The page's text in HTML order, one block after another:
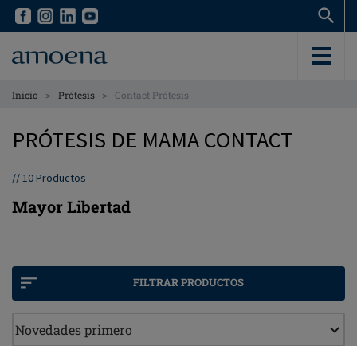
Skip
content
Skip
content
Inicio > Prótesis > Contact Prótesis
PRÓTESIS DE MAMA CONTACT
//10Productos
Mayor Libertad
FILTRAR PRODUCTOS